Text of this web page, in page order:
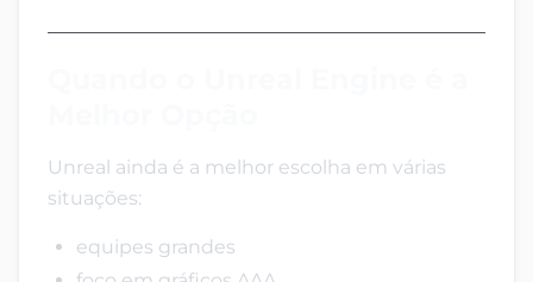
Unreal ainda é a melhor escolha em várias
situações:
equipes grandes